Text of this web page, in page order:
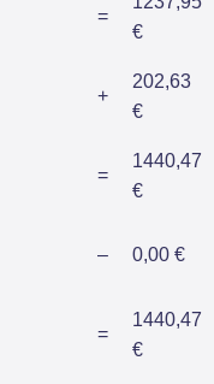
=
€
+
202,63
€
=
1440,47
€
– 0,00 €
=
1440,47
€